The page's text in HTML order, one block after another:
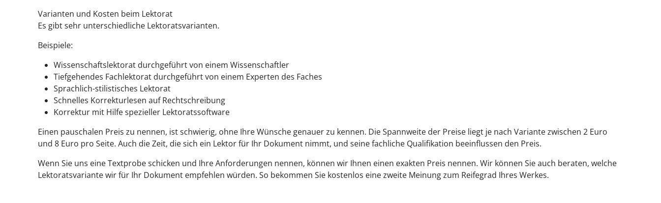
Varianten und Kosten beim Lektorat
Es gibt sehr unterschiedliche Lektoratsvarianten.
Beispiele:
Wissenschaftslektorat durchgeführt von einem Wissenschaftler
Tiefgehendes Fachlektorat durchgeführt von einem Experten des Faches
Sprachlich-stilistisches Lektorat
Schnelles Korrekturlesen auf Rechtschreibung
Korrektur mit Hilfe spezieller Lektoratssoftware
Einen pauschalen Preis zu nennen, ist schwierig, ohne Ihre Wünsche genauer zu kennen. Die Spannweite der Preise liegt je nach Variante zwischen 2 Euro
und 8 Euro pro Seite. Auch die Zeit, die sich ein Lektor für Ihr Dokument nimmt, und seine fachliche Qualifikation beeinflussen den Preis.
Wenn Sie uns eine Textprobe schicken und Ihre Anforderungen nennen, können wir Ihnen einen exakten Preis nennen. Wir können Sie auch beraten, welche
Lektoratsvariante wir für Ihr Dokument empfehlen würden. So bekommen Sie kostenlos eine zweite Meinung zum Reifegrad Ihres Werkes.